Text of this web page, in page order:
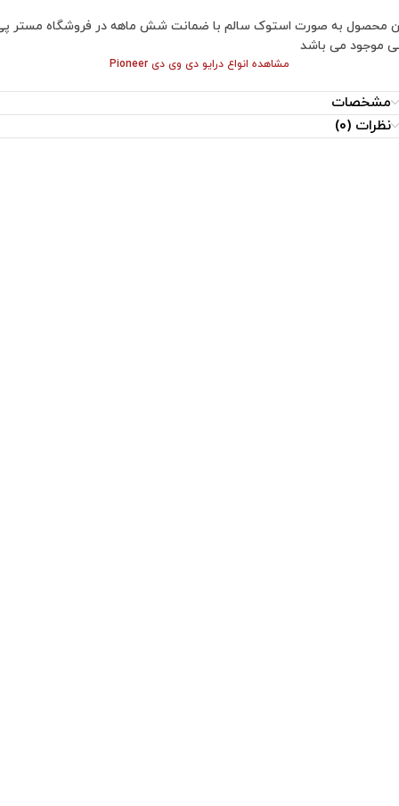
محصول به صورت استوک سالم با ضمانت شش ماهه در فروشگاه مستر
موجود می باشد
مشاهده انواع درایو دی وی دی Pioneer
مشخصات
نظرات (0)